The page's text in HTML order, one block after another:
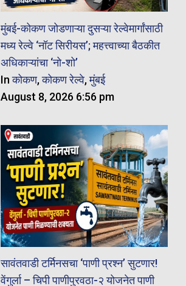
मुंबई-कोकण जोडणाऱ्या दुसऱ्या रेल्वेमार्गांसाठी
मध्य रेल्वे ‘नॉट सिरीयस’; महत्त्वाच्या बैठकीत
अधिकाऱ्यांचा ‘नो-शो’
Inकोकण,कोकण रेल्वे,मुंबई
August 8, 2026 6:56 pm
सावंतवाडी टर्मिनसचा ‘पाणी प्रश्न’ सुटणार!
वेंगुर्ला – चिपी पाणीपुरवठा-२ योजनेत पाणी